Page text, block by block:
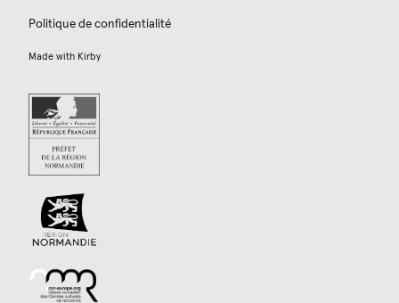
Politique de confidentialité
Made with Kirby